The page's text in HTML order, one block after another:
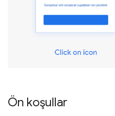
Ön koşullar